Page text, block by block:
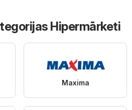
Hipermārketi
Maxima